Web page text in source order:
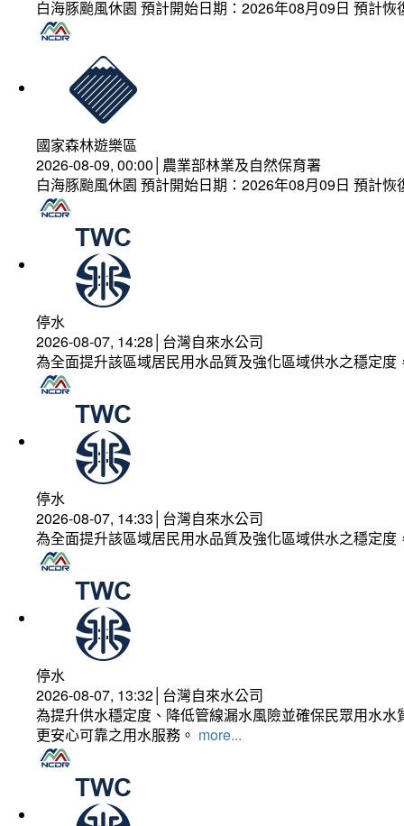
白海豚颱風休園 預計開始日期：2026年08月09日 預計
國家森林遊樂區
2026-08-09, 00:00│農業部林業及自然保育署
白海豚颱風休園 預計開始日期：2026年08月09日 預計
停水
2026-08-07, 14:28│台灣自來水公司
為全面提升該區域居民用水品質及強化區域供水之穩定
停水
2026-08-07, 14:33│台灣自來水公司
為全面提升該區域居民用水品質及強化區域供水之穩定
停水
2026-08-07, 13:32│台灣自來水公司
為提升供水穩定度、降低管線漏水風險並確保民眾用水
更安心可靠之用水服務。 more...